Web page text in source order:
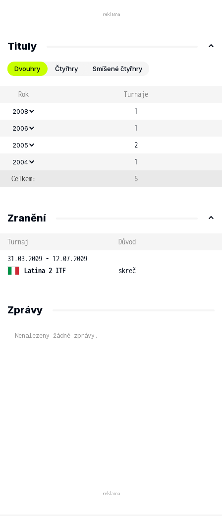
Tituly
Dvouhry Čtyřhry Smíšené čtyřhry
Rok Turnaje
2008 1
2006 1
2005 2
2004
1
Celkem:
5
Zranění
Turnaj
Důvod
31.03.2009 - 12.07.2009
Latina 2 ITF
skreč
Zprávy
Nenalezeny žádné zprávy.